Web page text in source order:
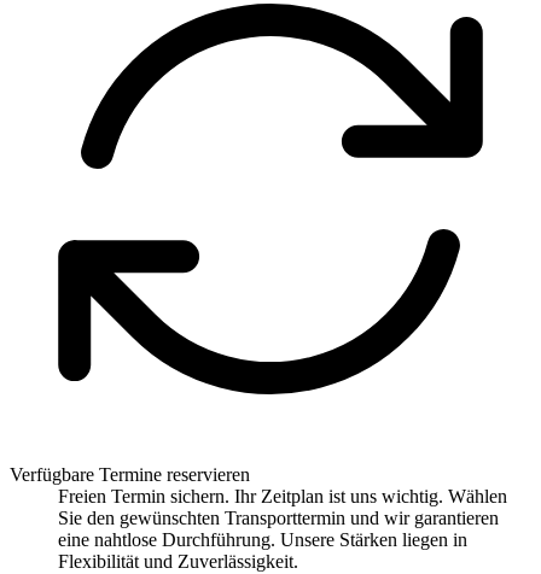
Verfügbare Termine reservieren
Freien Termin sichern. Ihr Zeitplan ist uns wichtig. Wählen
Sie den gewünschten Transporttermin und wir garantieren
eine nahtlose Durchführung. Unsere Stärken liegen in
Flexibilität und Zuverlässigkeit.